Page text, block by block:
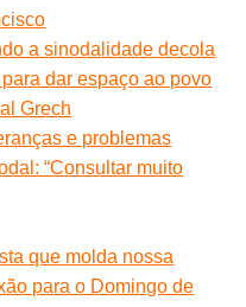
a sinodalidade decola
dar espaço ao povo
Grech
e problemas
“Consultar muito
que molda nossa
para o Domingo de